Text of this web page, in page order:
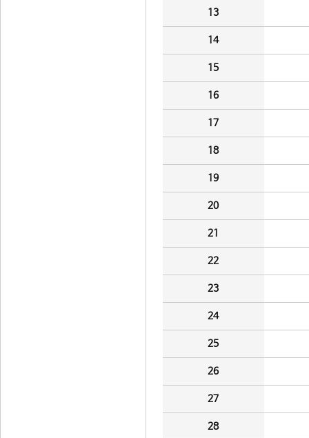
13
14
15
16
17
18
19
20
21
22
23
24
25
26
27
28